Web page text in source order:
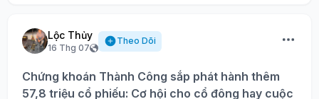
Lộc Thủy
16 Thg 07
Theo Dõi
Chứng khoán Thành Công sắp phát hành thêm
57,8 triệu cổ phiếu: Cơ hội cho cổ đông hay cuộc